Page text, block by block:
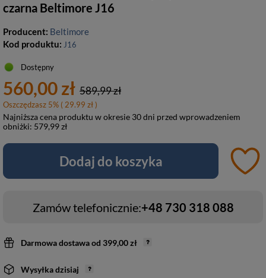
czarna Beltimore J16
Producent: Beltimore
Kod produktu: J16
Dostępny
560,00 zł 589,99 zł
Oszczędzasz 5% ( 29.99 zł )
Najniższa cena produktu w okresie 30 dni przed wprowadzeniem
obniżki: 579,99 zł
Dodaj do koszyka
Zamów telefonicznie:+48 730 318 088
Darmowa dostawaod 399,00 zł
Wysyłkadzisiaj